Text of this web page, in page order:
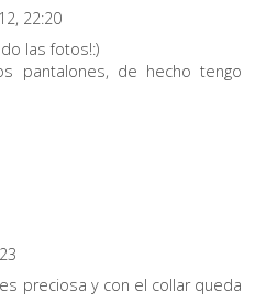
22:20
las fotos!:)
pantalones, de hecho tengo
preciosa y con el collar queda